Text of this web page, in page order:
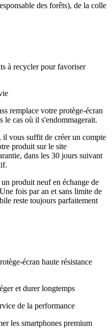
des forêts), de la colle
à recycler pour favoriser
remplace votre protège-écran
le cas où il s'endommagerait.
il vous suffit de créer un compte
produit sur le site
dans les 30 jours suivant
produit neuf en échange de
fois par an et sans limite de
reste toujours parfaitement
écran haute résistance
et durer longtemps
de la performance
les smartphones premium